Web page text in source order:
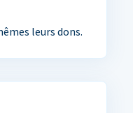
leurs dons.